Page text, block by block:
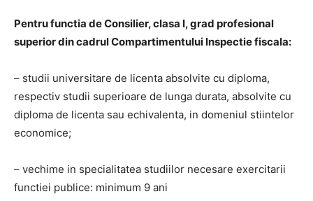
Pentru functia de Consilier, clasa I, grad profesional
superior din cadrul Compartimentului Inspectie fiscala:
– studii universitare de licenta absolvite cu diploma,
respectiv studii superioare de lunga durata, absolvite cu
diploma de licenta sau echivalenta, in domeniul stiintelor
economice;
– vechime in specialitatea studiilor necesare exercitarii
functiei publice: minimum 9 ani